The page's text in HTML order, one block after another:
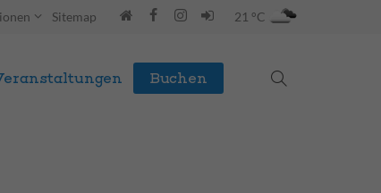
Sitemap 21 °C
Buchen